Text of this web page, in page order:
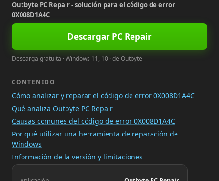
Outbyte PC Repair - solución para el código de error
0X008D1A4C
Descargar PC Repair
Descarga gratuita · Windows 11, 10 · de Outbyte
CONTENIDO
Cómo analizar y reparar el código de error 0X008D1A4C
Qué analiza Outbyte PC Repair
Causas comunes del código de error 0X008D1A4C
Por qué utilizar una herramienta de reparación de
Windows
Información de la versión y limitaciones